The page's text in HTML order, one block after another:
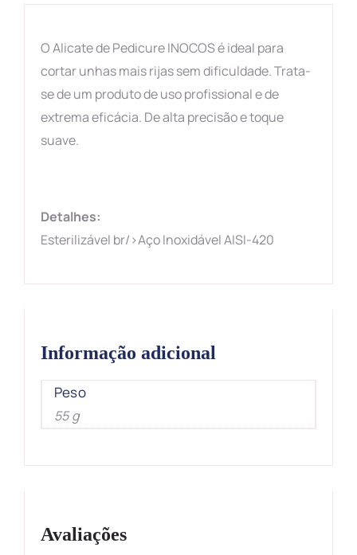
O Alicate de Pedicure INOCOS é ideal para
cortar unhas mais rijas sem dificuldade. Trata-
se de um produto de uso profissional e de
extrema eficácia. De alta precisão e toque
suave.
Detalhes:
Esterilizável br/>Aço Inoxidável AISI-420
Informação adicional
Peso
55 g
Avaliações